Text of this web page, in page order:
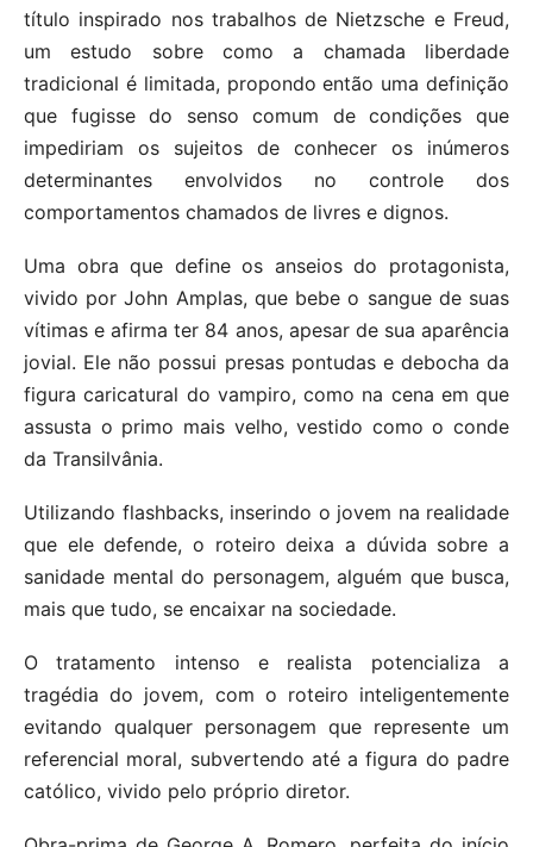
título inspirado nos trabalhos de Nietzsche e Freud,
um estudo sobre como a chamada liberdade
tradicional é limitada, propondo então uma definição
que fugisse do senso comum de condições que
impediriam os sujeitos de conhecer os inúmeros
determinantes envolvidos no controle dos
comportamentos chamados de livres e dignos.
Uma obra que define os anseios do protagonista,
vivido por John Amplas, que bebe o sangue de suas
vítimas e afirma ter 84 anos, apesar de sua aparência
jovial. Ele não possui presas pontudas e debocha da
figura caricatural do vampiro, como na cena em que
assusta o primo mais velho, vestido como o conde
da Transilvânia.
Utilizando flashbacks, inserindo o jovem na realidade
que ele defende, o roteiro deixa a dúvida sobre a
sanidade mental do personagem, alguém que busca,
mais que tudo, se encaixar na sociedade.
O tratamento intenso e realista potencializa a
tragédia do jovem, com o roteiro inteligentemente
evitando qualquer personagem que represente um
referencial moral, subvertendo até a figura do padre
católico, vivido pelo próprio diretor.